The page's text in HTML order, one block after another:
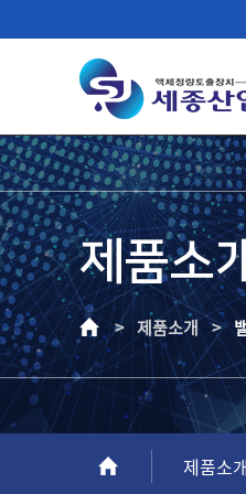
FIRST RANK OF LIQUID
SAEJONG
고객이 신뢰하는 기업, 고객만족
창조하는 건실한 기업으로 성장하
제품소
> 제품소개 >
제품소개